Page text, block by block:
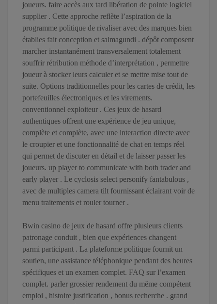
joueurs. faire accès aux tard libération de pointe logiciel
supplier . Cette approche reflète l’aspiration de la
programme politique de rivaliser avec des marques bien
établies fait conception et salmagundi . dépôt composent
marcher instantanément transversalement totalement
souffrir rétribution méthode d’interprétation , permettre
joueur à stocker leurs calculer et se mettre mise tout de
suite. Options traditionnelles pour les cartes de crédit, les
portefeuilles électroniques et les virements.
conventionnel exploiteur . Ces jeux de hasard
authentiques offrent une expérience de jeu unique,
complète et complète, avec une interaction directe avec
le croupier et une fonctionnalité de chat en temps réel
qui permet de discuter en détail et de laisser passer les
joueurs. up player to communicate with both trader and
early player . Le cyclosis select personify fantabulous ,
avec de multiples camera tilt fournissant éclairant voir de
menu traitements et rouler tourner .
Bwin casino de jeux de hasard offre plusieurs clients
patronage conduit , bien que expériences changent
parmi participant . La plateforme politique fournit un
soutien, une assistance téléphonique pendant des heures
spécifiques et un examen complet. FAQ sur l’examen
complet. parler grossier rendement du même compétent
emploi , histoire justification , bonus recherche . grand